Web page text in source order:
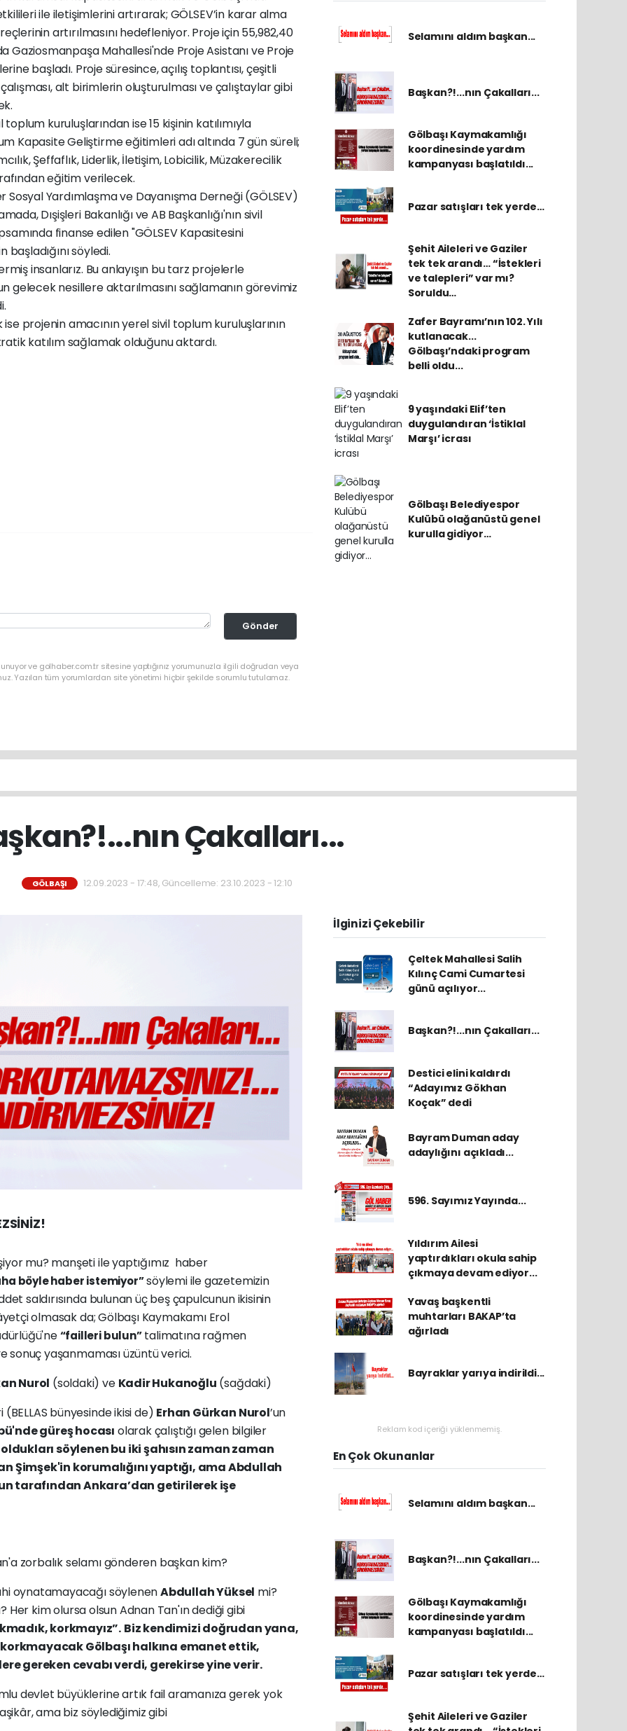
ile iletişimlerini artırarak; GÖLSEV’in karar alma
artırılmasını hedefleniyor. Proje için 55,982,40
Gaziosmanpaşa Mahallesi'nde Proje Asistanı ve Proje
başladı. Proje süresince, açılış toplantısı, çeşitli
alt birimlerin oluşturulması ve çalıştaylar gibi
kuruluşlarından ise 15 kişinin katılımıyla
Kapasite Geliştirme eğitimleri adı altında 7 gün süreli;
Şeffaflık, Liderlik, İletişim, Lobicilik, Müzakerecilik
eğitim verilecek.
Sosyal Yardımlaşma ve Dayanışma Derneği (GÖLSEV)
Dışişleri Bakanlığı ve AB Başkanlığı'nın sivil
finanse edilen "GÖLSEV Kapasitesini
söyledi.
insanlarız. Bu anlayışın bu tarz projelerle
gelecek nesillere aktarılmasını sağlamanın görevimiz
projenin amacının yerel sivil toplum kuruluşlarının
katılım sağlamak olduğunu aktardı.
Gönder
ve golhaber.com.tr sitesine yaptığınız yorumunuzla ilgili doğrudan veya
Yazılan tüm yorumlardan site yönetimi hiçbir şekilde sorumlu tutulamaz.
Selamını aldım başkan...
Başkan?!...nın Çakalları...
Gölbaşı Kaymakamlığı
koordinesinde yardım
kampanyası başlatıldı...
Pazar satışları tek yerde…
Şehit Aileleri ve Gaziler
tek tek arandı… “İstekleri
ve talepleri” var mı?
Soruldu…
Zafer Bayramı’nın 102. Yılı
kutlanacak...
Gölbaşı’ndaki program
belli oldu...
9 yaşındaki Elif’ten
duygulandıran ‘İstiklal
Marşı’ icrası
Gölbaşı Belediyespor
Kulübü olağanüstü genel
kurulla gidiyor…
Çakalları...
GÖLBAŞI 12.09.2023 - 17:48, Güncelleme: 23.10.2023 - 12:10
mu? manşeti ile yaptığımız haber
böyle haber istemiyor”söylemi ile gazetemizin
saldırısında bulunan üç beş çapulcunun ikisinin
olmasak da; Gölbaşı Kaymakamı Erol
“failleri bulun”talimatına rağmen
sonuç yaşanmaması üzüntü verici.
Nurol (soldaki) ve Kadir Hukanoğlu (sağdaki)
bünyesinde ikisi de) Erhan Gürkan Nurol’un
güreş hocası olarak çalıştığı gelen bilgiler
söylenen bu iki şahısın zaman zaman
Şimşek'in korumalığını yaptığı, ama Abdullah
tarafından Ankara’dan getirilerek işe
zorbalık selamı gönderen başkan kim?
oynatamayacağı söylenenAbdullah Yüksel mi?
Her kim olursa olsun Adnan Tan'ın dediği gibi
korkmayız”. Biz kendimizi doğrudan yana,
Gölbaşı halkına emanet ettik,
gereken cevabı verdi, gerekirse yine verir.
devlet büyüklerine artık fail aramanıza gerek yok
ama biz söylediğimiz gibi
İlginizi Çekebilir
Çeltek Mahallesi Salih
Kılınç Cami Cumartesi
günü açılıyor...
Başkan?!...nın Çakalları...
Destici elini kaldırdı
“Adayımız Gökhan
Koçak” dedi
Bayram Duman aday
adaylığını açıkladı...
596. Sayımız Yayında...
Yıldırım Ailesi
yaptırdıkları okula sahip
çıkmaya devam ediyor...
Yavaş başkentli
muhtarları BAKAP’ta
ağırladı
Bayraklar yarıya indirildi...
Reklam kod içeriği yüklenmemiş.
En Çok Okunanlar
Selamını aldım başkan...
Başkan?!...nın Çakalları...
Gölbaşı Kaymakamlığı
koordinesinde yardım
kampanyası başlatıldı...
Pazar satışları tek yerde…
Şehit Aileleri ve Gaziler